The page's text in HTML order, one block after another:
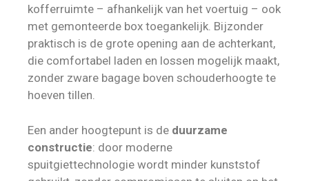
kofferruimte – afhankelijk van het voertuig – ook
met gemonteerde box toegankelijk. Bijzonder
praktisch is de grote opening aan de achterkant,
die comfortabel laden en lossen mogelijk maakt,
zonder zware bagage boven schouderhoogte te
hoeven tillen.
Een ander hoogtepunt is de duurzame
constructie: door moderne
spuitgiettechnologie wordt minder kunststof